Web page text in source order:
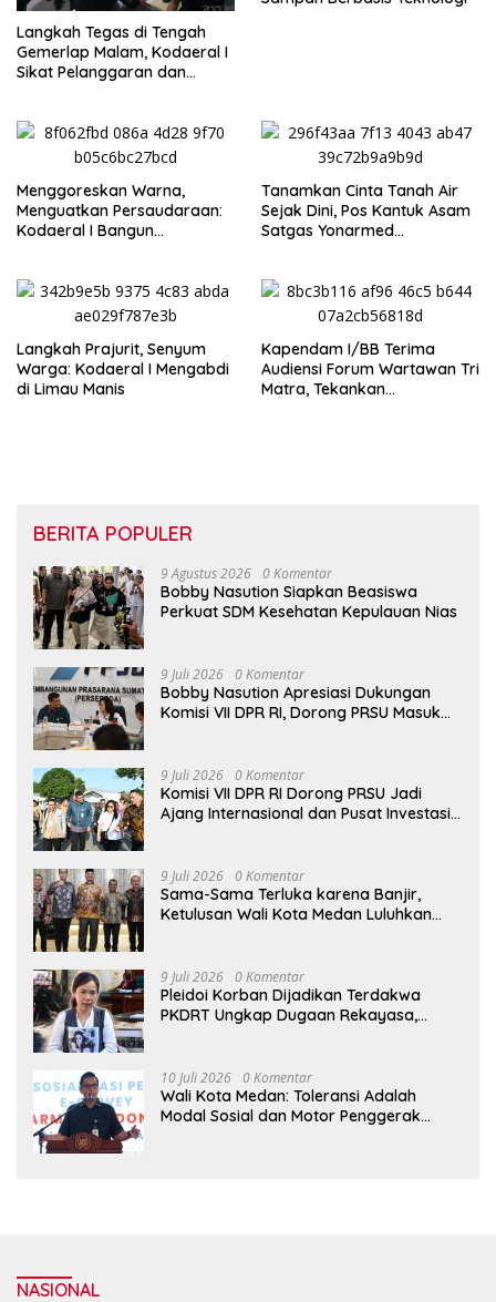
Langkah Tegas di Tengah
Gemerlap Malam, Kodaeral I
Sikat Pelanggaran dan
Menggoreskan Warna,
Menguatkan Persaudaraan:
Kodaeral I Bangun
Tanamkan Cinta Tanah Air
Sejak Dini, Pos Kantuk Asam
Satgas Yonarmed
Tunas Sejahtera Sungai Biru
‎Langkah Prajurit, Senyum
Warga: Kodaeral I Mengabdi
di Limau Manis
Kapendam I/BB Terima
Audiensi Forum Wartawan Tri
Matra, Tekankan
BERITA POPULER
9 Agustus 2026 0 Komentar
Bobby Nasution Siapkan Beasiswa
Perkuat SDM Kesehatan Kepulauan Nias
9 Juli 2026 0 Komentar
Bobby Nasution Apresiasi Dukungan
Komisi VII DPR RI, Dorong PRSU Masuk
9 Juli 2026 0 Komentar
Komisi VII DPR RI Dorong PRSU Jadi
Ajang Internasional dan Pusat Investasi
9 Juli 2026 0 Komentar
Sama-Sama Terluka karena Banjir,
Ketulusan Wali Kota Medan Luluhkan
9 Juli 2026 0 Komentar
Pleidoi Korban Dijadikan Terdakwa
PKDRT Ungkap Dugaan Rekayasa,
10 Juli 2026 0 Komentar
Wali Kota Medan: Toleransi Adalah
Modal Sosial dan Motor Penggerak
NASIONAL